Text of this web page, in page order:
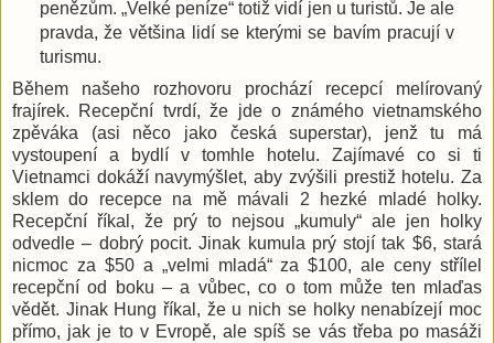
penězům. „Velké peníze“ totiž vidí jen u turistů. Je ale
pravda, že většina lidí se kterými se bavím pracují v
turismu.
Během našeho rozhovoru prochází recepcí melírovaný
frajírek. Recepční tvrdí, že jde o známého vietnamského
zpěváka (asi něco jako česká superstar), jenž tu má
vystoupení a bydlí v tomhle hotelu. Zajímavé co si ti
Vietnamci dokáží navymýšlet, aby zvýšili prestiž hotelu. Za
sklem do recepce na mě mávali 2 hezké mladé holky.
Recepční říkal, že prý to nejsou „kumuly“ ale jen holky
odvedle – dobrý pocit. Jinak kumula prý stojí tak $6, stará
nicmoc za $50 a „velmi mladá“ za $100, ale ceny střílel
recepční od boku – a vůbec, co o tom může ten mlaďas
vědět. Jinak Hung říkal, že u nich se holky nenabízejí moc
přímo, jak je to v Evropě, ale spíš se vás třeba po masáži